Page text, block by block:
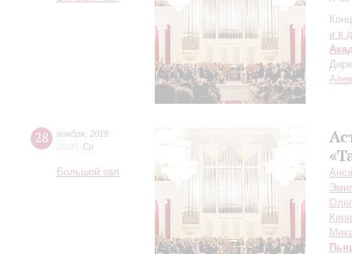
и в
28 ноября 2018
20:00 Ср
Большой зал